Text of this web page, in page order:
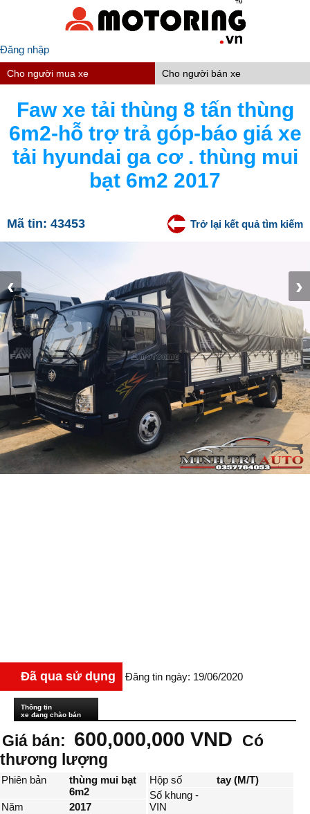
Đăng nhập
Cho người mua xe Cho người bán xe
Faw xe tải thùng 8 tấn thùng
6m2-hỗ trợ trả góp-báo giá xe
tải hyundai ga cơ . thùng mui
bạt 6m2 2017
Mã tin: 43453 Trở lại kết quả tìm kiếm
‹ ›
Đã qua sử dụng Đăng tin ngày: 19/06/2020
Thông tin
xe đang chào bán
Giá bán: 600,000,000 VND
Có
thương lượng
Phiên bản
thùng mui bạt
6m2
Năm
2017
Hộp số
tay (M/T)
Số khung -
VIN